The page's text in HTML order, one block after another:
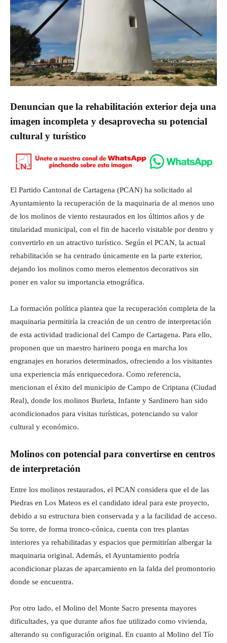
Denuncian que la rehabilitación exterior deja una
imagen incompleta y desaprovecha su potencial
cultural y turístico
El Partido Cantonal de Cartagena (PCAN) ha solicitado al
Ayuntamiento la recuperación de la maquinaria de al menos uno
de los molinos de viento restaurados en los últimos años y de
titularidad municipal, con el fin de hacerlo visitable por dentro y
convertirlo en un atractivo turístico. Según el PCAN, la actual
rehabilitación se ha centrado únicamente en la parte exterior,
dejando los molinos como meros elementos decorativos sin
poner en valor su importancia etnográfica.
La formación política plantea que la recuperación completa de la
maquinaria permitiría la creación de un centro de interpretación
de esta actividad tradicional del Campo de Cartagena. Para ello,
proponen que un maestro harinero ponga en marcha los
engranajes en horarios determinados, ofreciendo a los visitantes
una experiencia más enriquecedora. Como referencia,
mencionan el éxito del municipio de Campo de Criptana (Ciudad
Real), donde los molinos Burleta, Infante y Sardinero han sido
acondicionados para visitas turísticas, potenciando su valor
cultural y económico.
Molinos con potencial para convertirse en centros
de interpretación
Entre los molinos restaurados, el PCAN considera que el de las
Piedras en Los Mateos es el candidato ideal para este proyecto,
debido a su estructura bien conservada y a la facilidad de acceso.
Su torre, de forma tronco-cónica, cuenta con tres plantas
interiores ya rehabilitadas y espacios que permitirían albergar la
maquinaria original. Además, el Ayuntamiento podría
acondicionar plazas de aparcamiento en la falda del promontorio
donde se encuentra.
Por otro lado, el Molino del Monte Sacro presenta mayores
dificultades, ya que durante años fue utilizado como vivienda,
alterando su configuración original. En cuanto al Molino del Tío